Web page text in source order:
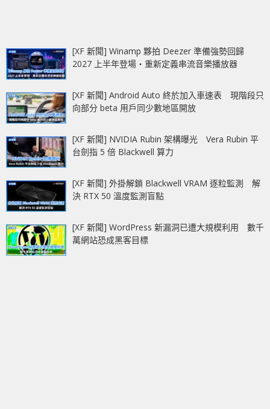
[XF 新聞] Winamp 夥拍 Deezer 準備強勢回歸
2027 上半年登場‧重新定義串流音樂播放器
[XF 新聞] Android Auto 終於加入車速表 現階段只
向部分 beta 用戶同少數地區開放
[XF 新聞] NVIDIA Rubin 架構曝光 Vera Rubin 平
台劍指 5 倍 Blackwell 算力
[XF 新聞] 外掛解鎖 Blackwell VRAM 逐粒監測 解
決 RTX 50 溫度監測盲點
[XF 新聞] WordPress 新漏洞已遭大規模利用 數千
萬網站恐成黑客目標